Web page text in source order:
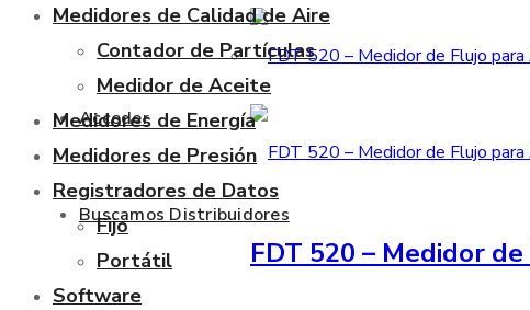
Acceder
Buscamos Distribuidores
FDT 520 – Medidor
Medidores de Calidad de Aire
Contador de Partículas
Medidor de Aceite
Medidores de Energía
Medidores de Presión
Registradores de Datos
Fijo
Portátil
Software